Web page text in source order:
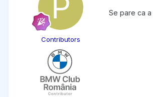
Contributors
Se pare ca